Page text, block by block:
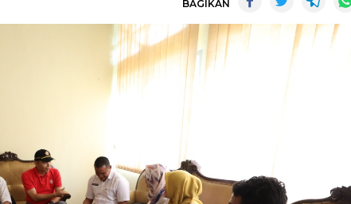
BAGIKAN